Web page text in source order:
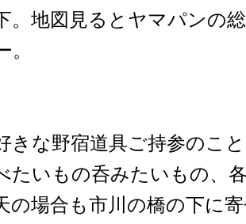
。地図見るとヤマパンの
。
きな野宿道具ご持参のこ
たいもの呑みたいもの、
の場合も市川の橋の下に